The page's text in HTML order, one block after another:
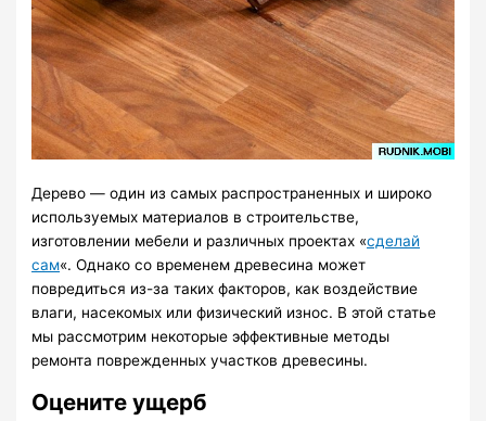
Дерево — один из самых распространенных и широко
используемых материалов в строительстве,
изготовлении мебели и различных проектах «сделай
сам«. Однако со временем древесина может
повредиться из-за таких факторов, как воздействие
влаги, насекомых или физический износ. В этой статье
мы рассмотрим некоторые эффективные методы
ремонта поврежденных участков древесины.
Оцените ущерб